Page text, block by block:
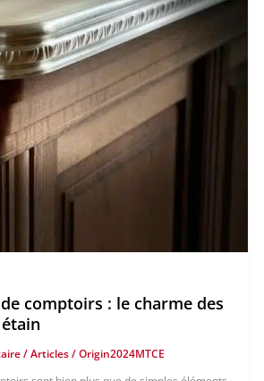
comptoirs : le charme des
/Articles/Origin2024MTCE